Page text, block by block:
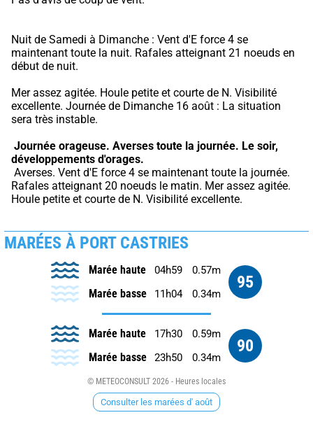
Nuit de Samedi à Dimanche : Vent d'E force 4 se
maintenant toute la nuit. Rafales atteignant 21 noeuds en
début de nuit.
Mer assez agitée. Houle petite et courte de N. Visibilité
excellente. Journée de Dimanche 16 août : La situation
sera très instable.
Journée orageuse. Averses toute la journée. Le soir,
développements d'orages.
Rafales atteignant 20 noeuds le matin. Mer assez agitée.
Houle petite et courte de N. Visibilité excellente.
MARÉES À PORT CASTRIES
95
Marée haute 04h59 0.57m
Marée basse 11h04 0.34m
90
Marée haute 17h30 0.59m
Marée basse 23h50 0.34m
© METEOCONSULT 2026 - Heures locales
Consulter les marées d' août